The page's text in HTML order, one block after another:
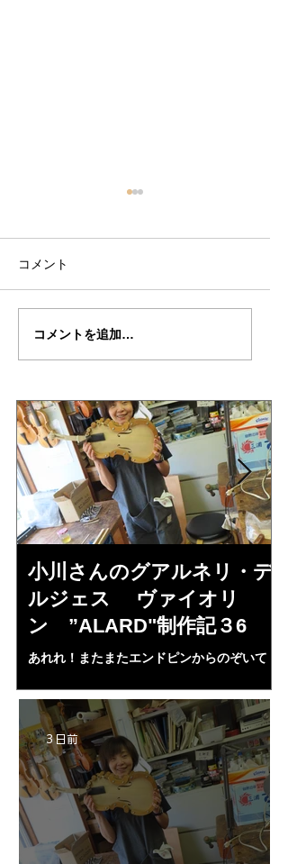
万里さんの”ALARD"制
コメント
コメントを追加…
小川さんのグアルネリ・デ
ルジェス ヴァイオリ
ン ”ALARD"制作記３6
あれれ！またまたエンドピンからのぞいて
ペーパー１００゜で徹底して削る。やっと光
が消えた。にかわで再度閉じる。消えた――
の小川さんの笑顔が満開となる・・。いよい
よ来週からニス塗りか？
3 日前